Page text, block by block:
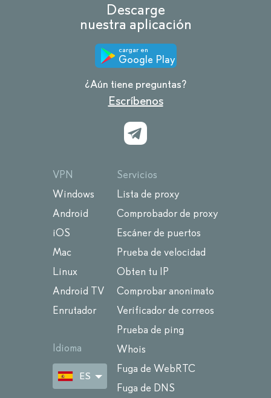
Descarge
nuestra aplicación
cargar en
Google Play
¿Aún tiene preguntas?
Escríbenos
VPN
Windows
Android
iOS
Mac
Linux
Android TV
Enrutador
Idioma
ES
Servicios
Lista de proxy
Comprobador de proxy
Escáner de puertos
Prueba de velocidad
Obten tu IP
Comprobar anonimato
Verificador de correos
Prueba de ping
Whois
Fuga de WebRTC
Fuga de DNS